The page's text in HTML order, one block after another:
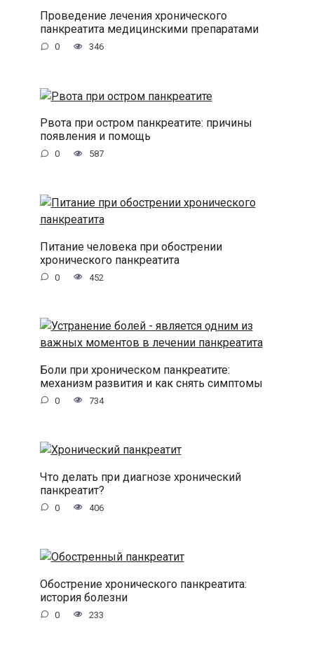
Проведение лечения хронического
панкреатита медицинскими препаратами
0 346
Рвота при остром панкреатите: причины
появления и помощь
0 587
Питание человека при обострении
хронического панкреатита
0 452
Боли при хроническом панкреатите:
механизм развития и как снять симптомы
0 734
Что делать при диагнозе хронический
панкреатит?
0 406
Обострение хронического панкреатита:
история болезни
0 233